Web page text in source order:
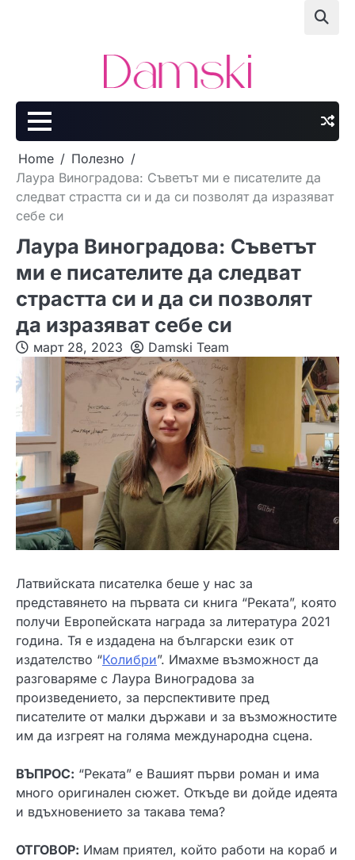
Home
Полезно
Лаура Виноградова: Съветът ми е писателите да
следват страстта си и да си позволят да изразяват
себе си
Лаура Виноградова: Съветът
ми е писателите да следват
страстта си и да си позволят
да изразяват себе си
март 28, 2023 Damski Team
Латвийската писателка беше у нас за
представянето на първата си книга “Реката”, която
получи Европейската награда за литература 2021
година. Тя е издадена на български език от
издателство “Колибри”. Имахме възможност да
разговаряме с Лаура Виноградова за
произведението, за перспективите пред
писателите от малки държави и за възможностите
им да изгреят на голяма международна сцена.
ВЪПРОС: “Реката” е Вашият първи роман и има
много оригинален сюжет. Откъде ви дойде идеята
и вдъхновението за такава тема?
ОТГОВОР: Имам приятел, който работи на кораб и